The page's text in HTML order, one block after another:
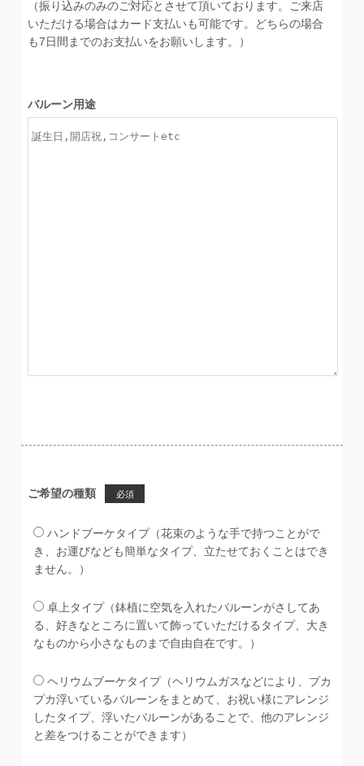
（振り込みのみのご対応とさせて頂いております。ご来店
いただける場合はカード支払いも可能です。どちらの場合
も7日間までのお支払いをお願いします。）
バルーン用途
ご希望の種類 必須
ハンドブーケタイプ（花束のような手で持つことがで
き、お運びなども簡単なタイプ、立たせておくことはでき
ません。）
卓上タイプ（鉢植に空気を入れたバルーンがさしてあ
る、好きなところに置いて飾っていただけるタイプ、大き
なものから小さなものまで自由自在です。）
ヘリウムブーケタイプ（ヘリウムガスなどにより、プカ
プカ浮いているバルーンをまとめて、お祝い様にアレンジ
したタイプ、浮いたバルーンがあることで、他のアレンジ
と差をつけることができます）